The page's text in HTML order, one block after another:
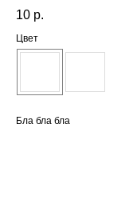
10 р.
Цвет
Бла бла бла